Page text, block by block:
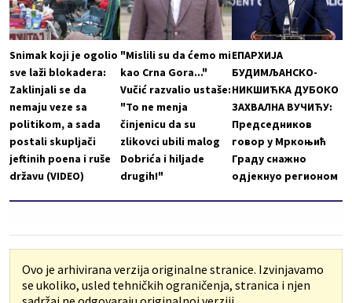
Snimak koji je ogolio
sve laži blokadera:
Zaklinjali se da
nemaju veze sa
politikom, a sada
postali skupljači
jeftinih poena i ruše
državu (VIDEO)
"Mislili su da ćemo mi
kao Crna Gora..."
Vučić razvalio ustaše:
"To ne menja
činjenicu da su
zlikovci ubili malog
Dobrića i hiljade
drugih!"
ЕПАРХИЈА
БУДИМЉАНСКО-
НИКШИЋКА ДУБОКО
ЗАХВАЛНА ВУЧИЋУ:
Председников
говор у Мркоњић
Граду снажно
одјекнуо регионом
Ovo je arhivirana verzija originalne stranice. Izvinjavamo
se ukoliko, usled tehničkih ograničenja, stranica i njen